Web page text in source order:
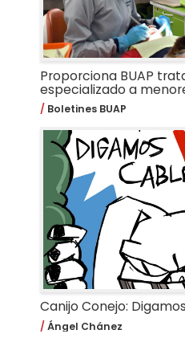
Proporciona BUAP
especializado a
Boletines BUAP
Canijo Conejo:
Ángel Chánez